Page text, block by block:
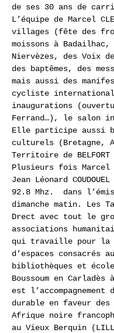
de ses 30 ans de
L’équipe de Marcel
villages (fête des
moissons à
Niervèzes, des Voix
des baptêmes, des
mais aussi des
cycliste international
inaugurations
Ferrand…), le salon
Elle participe aussi
culturels (Bretagne,
Territoire de
Plusieurs fois
Jean Léonard
92.8 Mhz. dans
dimanche matin. Les
Drect avec tout le
associations
qui travaille pour la
d’espaces consacrés
bibliothèques et
Boussoum en
est
durable en faveur des
Afrique noire
au Vieux Berquin